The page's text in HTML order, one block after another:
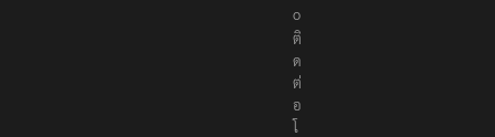
o
ติ
ด
ต่
อ
โ